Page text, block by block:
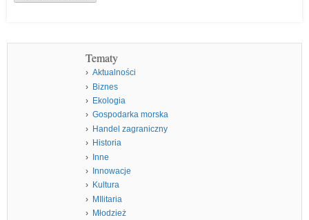
Tematy
Aktualności
Biznes
Ekologia
Gospodarka morska
Handel zagraniczny
Historia
Inne
Innowacje
Kultura
MIlitaria
Młodzież